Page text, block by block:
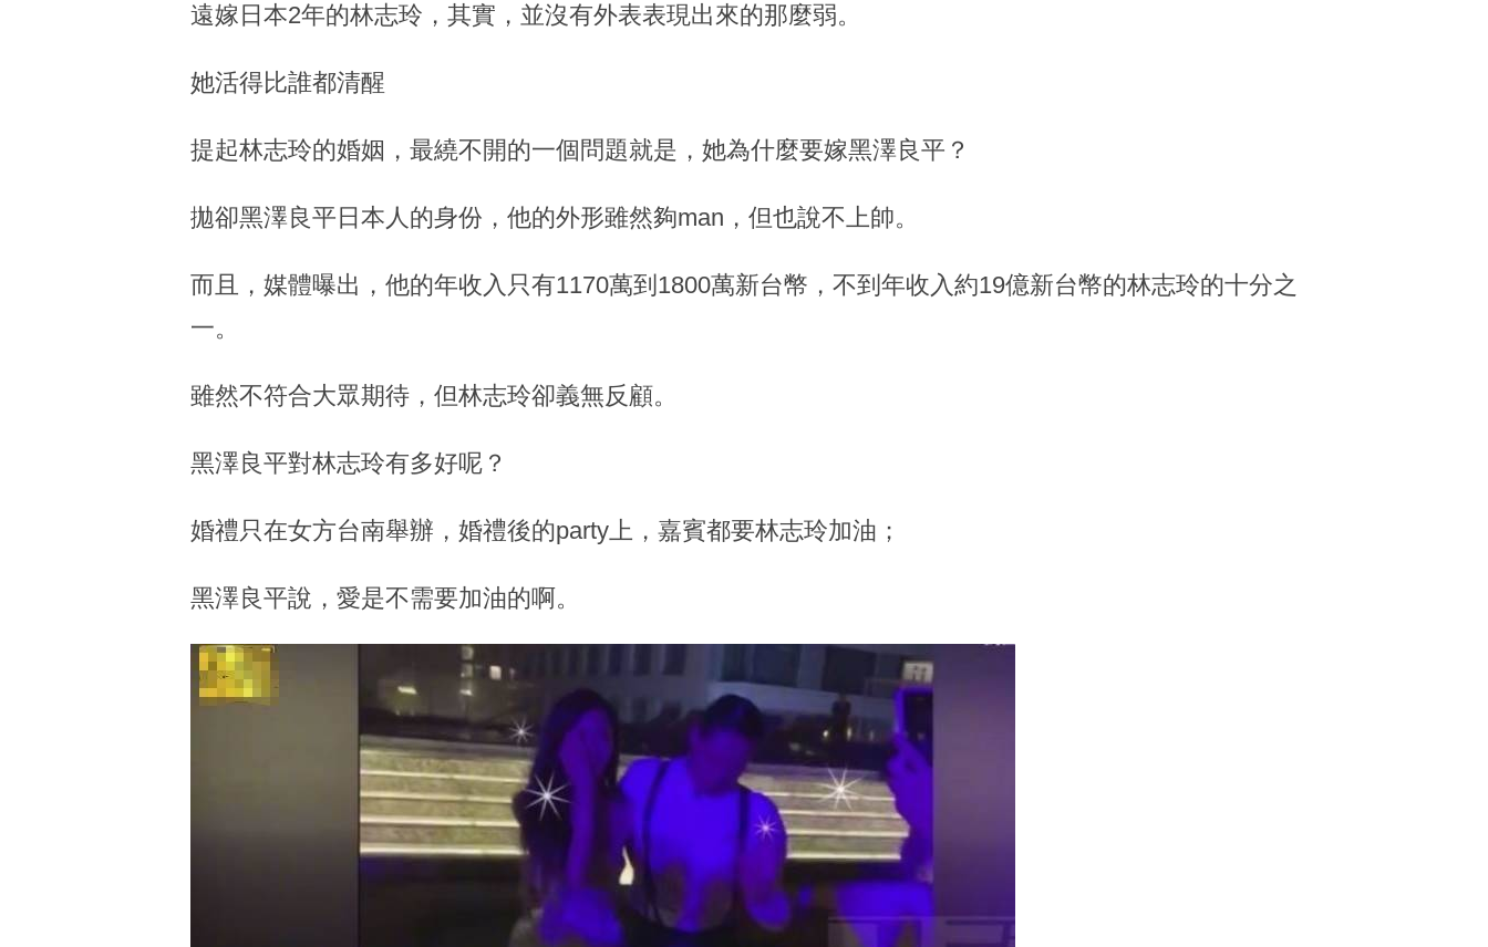
遠嫁日本2年的林志玲，其實，並沒有外表表現出來的那麼弱。
她活得比誰都清醒
提起林志玲的婚姻，最繞不開的一個問題就是，她為什麼要嫁黑澤良平？
拋卻黑澤良平日本人的身份，他的外形雖然夠man，但也說不上帥。
而且，媒體曝出，他的年收入只有1170萬到1800萬新台幣，不到年收入約19億新台幣的林志玲的十分之
一。
雖然不符合大眾期待，但林志玲卻義無反顧。
黑澤良平對林志玲有多好呢？
婚禮只在女方台南舉辦，婚禮後的party上，嘉賓都要林志玲加油；
黑澤良平說，愛是不需要加油的啊。